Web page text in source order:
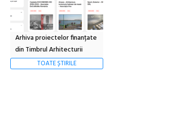
Arhiva proiectelor finanțate
din Timbrul Arhitecturii
TOATE ȘTIRILE